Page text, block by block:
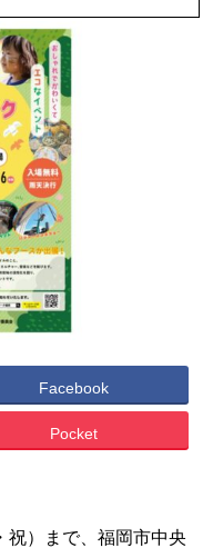
Facebook
Pocket
祝）まで、福岡市中央